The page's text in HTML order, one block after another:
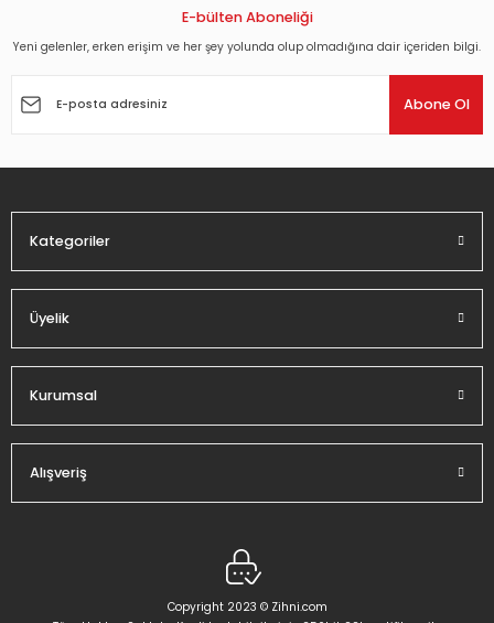
Ürün açıklamasında eksik bilgiler bulunuyor.
Ürün bilgilerinde hatalar bulunuyor.
Bu ürüne benzer farklı alternatifler olmalı.
45,90 TL
BOLEYN KIZI - THE OTHER BOLEYN GIRL - NATALIE PORTMAN - SCARLETT
E-bülten Aboneliği
Yeni gelenler, erken erişim ve her şey yolunda olup olmadığına dair içeriden bilgi.
Abone Ol
Kategoriler
Üyelik
Kurumsal
Alışveriş
Copyright 2023 © Zihni.com